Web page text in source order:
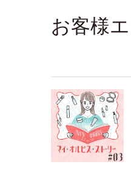
お客様